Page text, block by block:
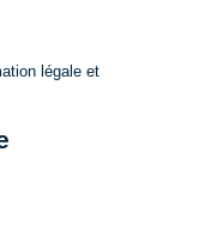
légale et